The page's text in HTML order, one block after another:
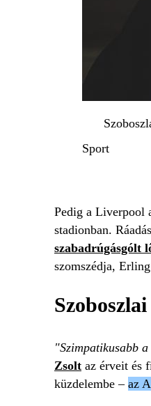
Sport
Pedig a Liverpool
stadionban.
szabadrúgásgólt
szomszédja,
"Szimpatikusabb
Zsolt az érveit és
küzdelembe – az